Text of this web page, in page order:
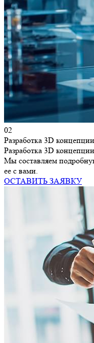
02
Разработка 3D
Разработка 3D
Мы составляем
ее с вами.
ОСТАВИТЬ ЗАЯВКУ